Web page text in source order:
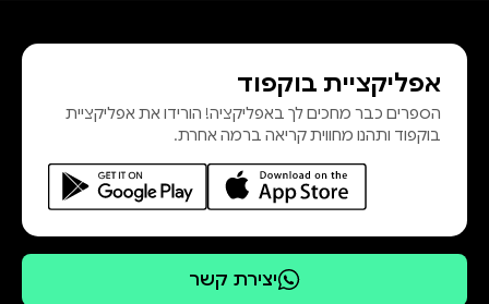
אפליקציית בוקפוד
הספרים כבר מחכים לך באפליקציה! הורידו את אפליקציית
בוקפוד ותהנו מחווית קריאה ברמה אחרת.
יצירת קשר